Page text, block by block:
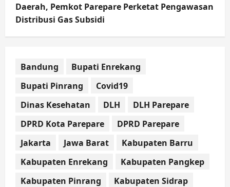
Daerah, Pemkot Parepare Perketat Pengawasan
Distribusi Gas Subsidi
Bandung
Bupati Enrekang
Bupati Pinrang
Covid19
Dinas Kesehatan
DLH
DLH Parepare
DPRD Kota Parepare
DPRD Parepare
Jakarta
Jawa Barat
Kabupaten Barru
Kabupaten Enrekang
Kabupaten Pangkep
Kabupaten Pinrang
Kabupaten Sidrap